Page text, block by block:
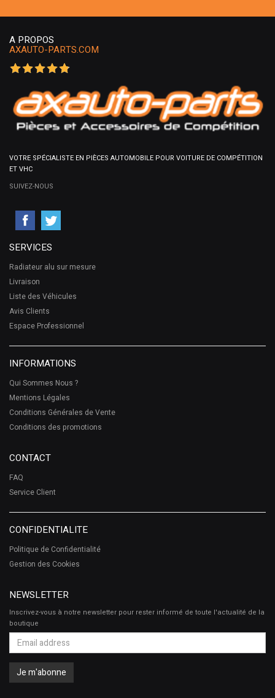
A PROPOS
AXAUTO-PARTS.COM
VOTRE SPÉCIALISTE EN PIÈCES AUTOMOBILE POUR VOITURE DE COMPÉTITION
ET VHC
SUIVEZ-NOUS
SERVICES
Radiateur alu sur mesure
Livraison
Liste des Véhicules
Avis Clients
Espace Professionnel
INFORMATIONS
Qui Sommes Nous ?
Mentions Légales
Conditions Générales de Vente
Conditions des promotions
CONTACT
FAQ
Service Client
CONFIDENTIALITE
Politique de Confidentialité
Gestion des Cookies
NEWSLETTER
Inscrivez-vous à notre newsletter pour rester informé de toute l'actualité de la
boutique